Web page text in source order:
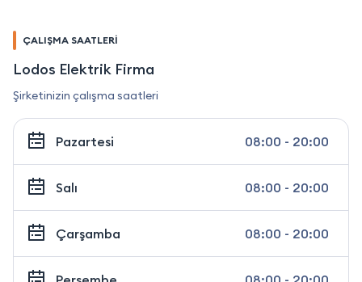
ÇALIŞMA SAATLERİ
Lodos Elektrik Firma
Şirketinizin çalışma saatleri
Pazartesi 08:00 - 20:00
Salı 08:00 - 20:00
Çarşamba 08:00 - 20:00